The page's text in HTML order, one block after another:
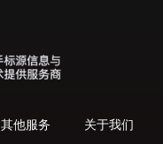
其他服务 关于我们